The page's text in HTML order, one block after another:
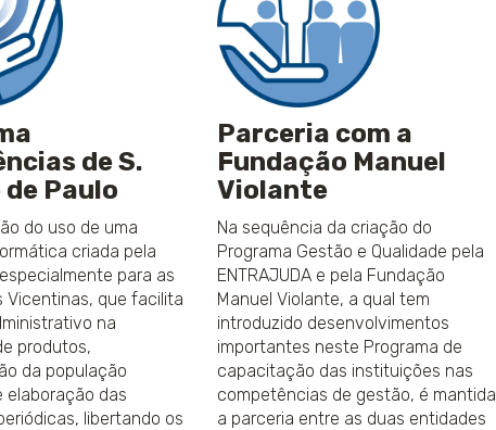
de S.
Paulo
do uso de uma
criada pela
especialmente para as
Vicentinas, que facilita
na
produtos,
da população
elaboração das
libertando os
Parceria com a
Fundação Manuel
Violante
Na sequência da criação do
Programa Gestão e Qualidade pela
ENTRAJUDA e pela Fundação
Manuel Violante, a qual tem
introduzido desenvolvimentos
importantes neste Programa de
capacitação das instituições nas
competências de gestão, é mantida
a parceria entre as duas entidades